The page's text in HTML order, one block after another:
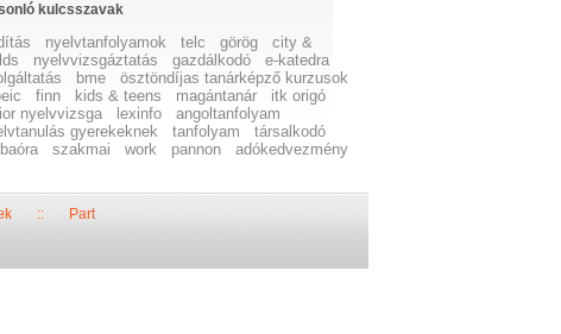
kulcsszavak
nyelvtanfolyamok telc görög
city &
nyelvvizsgáztatás gazdálkodó
e-katedra
bme
ösztöndíjas tanárképző kurzusok
finn kids & teens magántanár
itk origó
nyelvvizsga
lexinfo
angoltanfolyam
gyerekeknek
tanfolyam
társalkodó
szakmai work pannon adókedvezmény
::Part